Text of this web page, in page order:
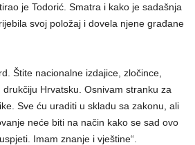
je Todorić. Smatra i kako je sadašnja
svoj položaj i dovela njene građane
Štite nacionalne izdajice, zločince,
Hrvatsku. Osnivam stranku za
Sve ću uraditi u skladu sa zakonu, ali
neće biti na način kako se sad ovo
Imam znanje i vještine“.